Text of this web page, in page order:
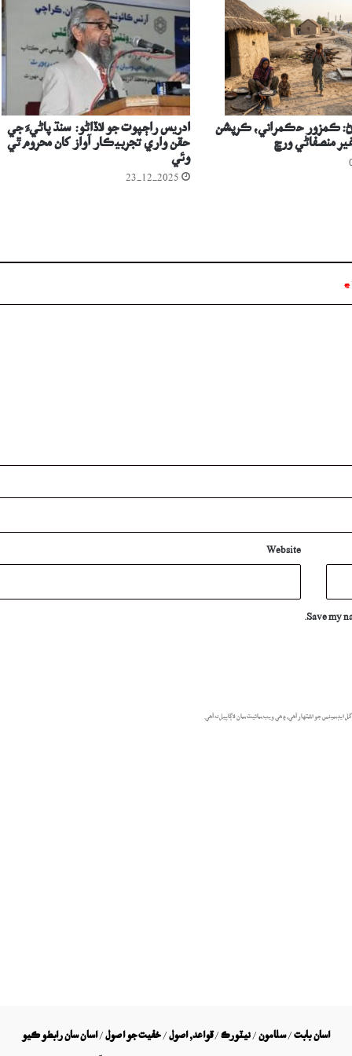
ڪمزور حڪمراني، ڪرپشن
منصفاڻي ورڇ
ادريس راڄپوت جو لاڏاڻو: سنڌ پاڻيءَ جي
حقن واري تجربيڪار آواز کان محروم ٿي
وئي
23-12-2025
*
Website
Save my
ايڊسينس جو اشتهار آهي، ۽ هي ويب سائيٽ سان لاڳاپيل نه آهي.
اسان بابت/سلامون/نيٽورڪ/قواعد, اصول/خفيت جو اصول/اسان سان رابطو ڪيو